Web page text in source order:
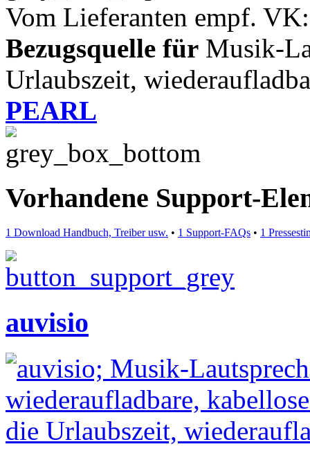
Vom Lieferanten empf.
Bezugsquelle für Musik-
Urlaubszeit,
PEARL
Vorhandene Support-
1 Download Handbuch, Treiber usw. • 1 Support-FAQs • 1
auvisio